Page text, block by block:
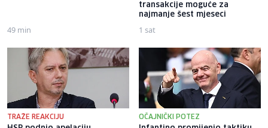
49 min
transakcije moguće za
najmanje šest mjeseci
1 sat
TRAŽE REAKCIJU OČAJNIČKI POTEZ